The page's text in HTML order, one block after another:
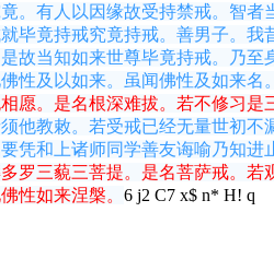
。有人以因缘故受持禁戒。智
毕竟持戒究竟持戒。善男子。我
故当知如来世尊毕竟持戒。乃至
性及以如来。虽闻佛性及如来名
愿。是名根深难拔。若不修习
他教敕。若受戒已经无量世初不
凭和上诸师同学善友诲喻乃知进
罗三藐三菩提。是名菩萨戒。若
性如来涅槃。 6 j2 C7 x$ n* H! q